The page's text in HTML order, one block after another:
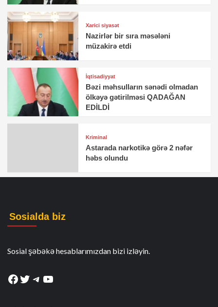
Xarici siyasət
Nazirlər bir sıra məsələni
müzakirə etdi
İqtisadiyyat
Bəzi məhsulların sənədi olmadan
ölkəyə gətirilməsi QADAĞAN
EDİLDİ
Kriminal
Astarada narkotikə görə 2 nəfər
həbs olundu
Sosialda biz
Sosial şəbəkə hesablarımızdan bizi izləyin.
Facebook
Twitter
Telegram
YouTube